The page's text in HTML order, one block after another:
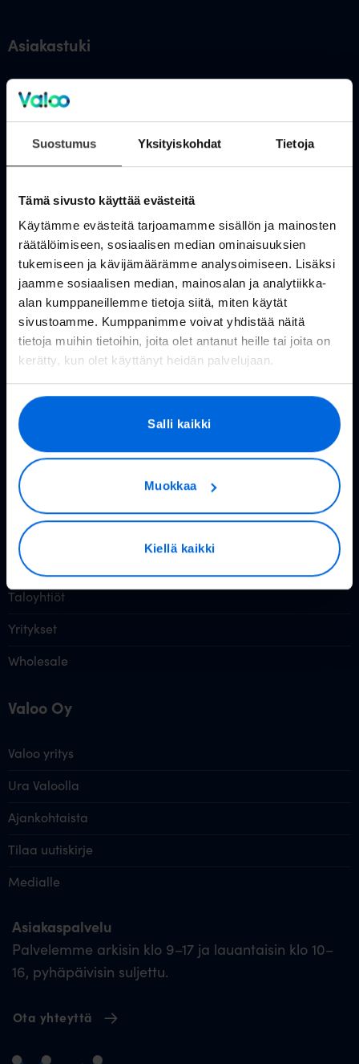
Suostumus Yksityiskohdat Tietoja
Tämä sivusto käyttää evästeitä
Käytämme evästeitä tarjoamamme sisällön ja mainosten
räätälöimiseen, sosiaalisen median ominaisuuksien
tukemiseen ja kävijämäärämme analysoimiseen. Lisäksi
jaamme sosiaalisen median, mainosalan ja analytiikka-
alan kumppaneillemme tietoja siitä, miten käytät
sivustoamme. Kumppanimme voivat yhdistää näitä
tietoja muihin tietoihin, joita olet antanut heille tai joita on
kerätty, kun olet käyttänyt heidän palvelujaan.
Salli kaikki
Muokkaa
Kiellä kaikki
Asiakastuki
OmaValoo
Asiakaspalvelu
Valoo kokemuksia
In English
Valokuitu kuluttajille
Rakennettavat alueet
Reitittimet
Valoo TV
Hinnasto
Tietoa valokuidusta
Valokuitu muille
Taloyhtiöt
Yritykset
Wholesale
Valoo Oy
Valoo yritys
Ura Valoolla
Ajankohtaista
Tilaa uutiskirje
Medialle
Asiakaspalvelu
Palvelemme arkisin klo 9–17 ja lauantaisin klo 10–
16, pyhäpäivisin suljettu.
Ota yhteyttä